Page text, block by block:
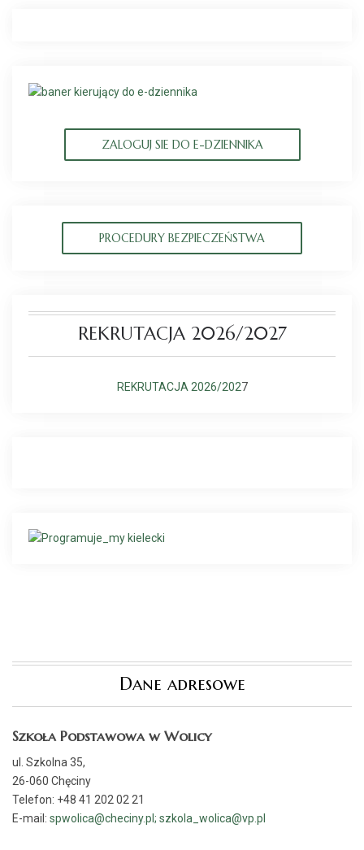
ZALOGUJ SIE DO E-DZIENNIKA
PROCEDURY BEZPIECZEŃSTWA
REKRUTACJA 2026/2027
REKRUTACJA 2026/2027
Dane adresowe
Szkoła Podstawowa w Wolicy
ul. Szkolna 35,
26-060 Chęciny
Telefon: +48 41 202 02 21
E-mail: spwolica@checiny.pl; szkola_wolica@vp.pl